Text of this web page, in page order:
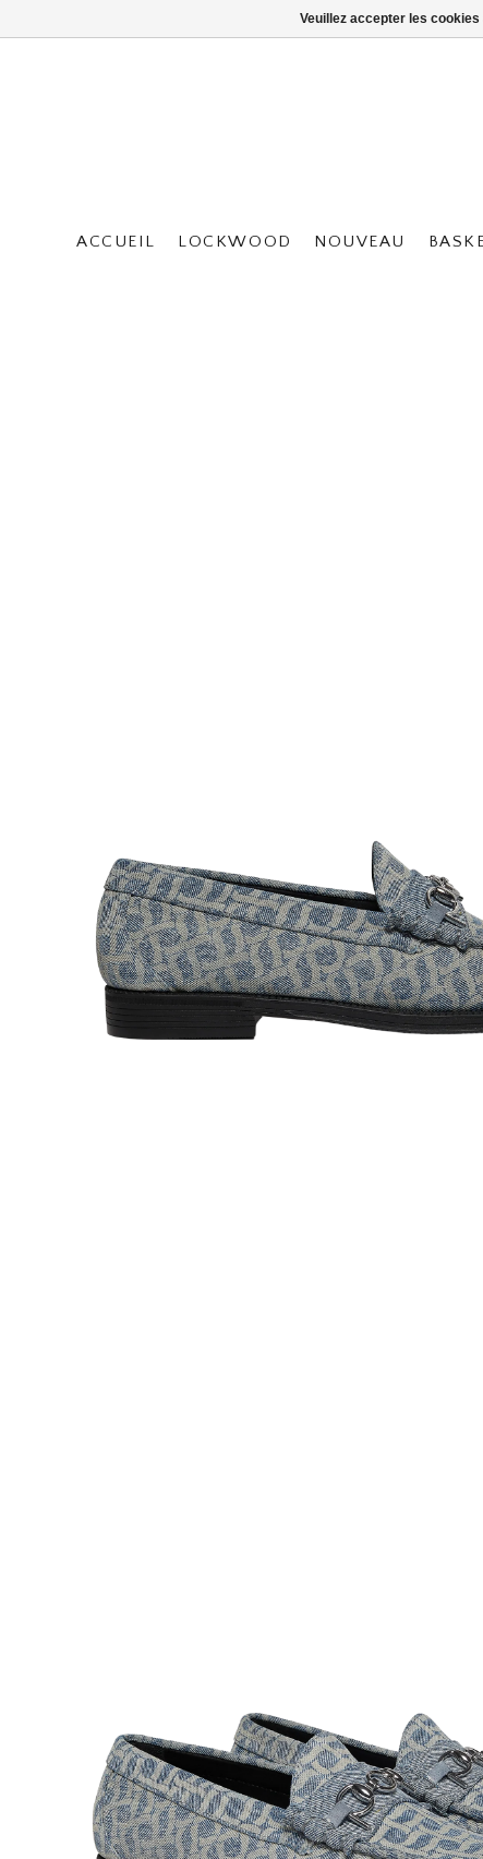
ACCUEIL LOCKWOOD NOUVEAU
Veuillez accepter les